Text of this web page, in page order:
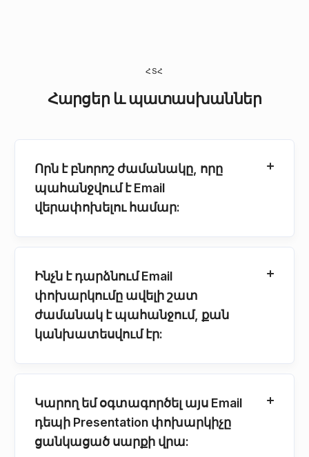
ՀՏՀ
Հարցեր և պատասխաններ
Որն է բնորոշ ժամանակը, որը
պահանջվում է Email
վերափոխելու համար:
Ինչն է դարձնում Email
փոխարկումը ավելի շատ
ժամանակ է պահանջում, քան
կանխատեսվում էր:
Կարող եմ օգտագործել այս Email
դեպի Presentation փոխարկիչը
ցանկացած սարքի վրա: